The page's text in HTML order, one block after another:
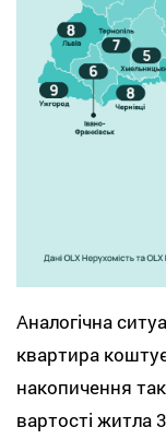
Аналогічна
квартира
накопичення
вартості житла